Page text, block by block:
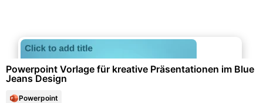
Powerpoint Vorlage für kreative Präsentationen im Blue
Jeans Design
Powerpoint